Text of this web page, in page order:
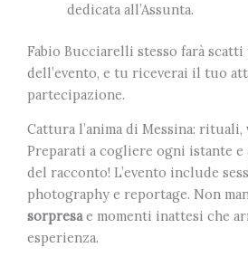
dedicata all’Assunta.
Fabio Bucciarelli stesso farà scatti
dell’evento, e tu riceverai il tuo
partecipazione.
Cattura l’anima di Messina:
Preparati a cogliere ogni istante e
del racconto! L’evento include
photography e reportage. Non
sorpresae momenti inattesi che
esperienza.